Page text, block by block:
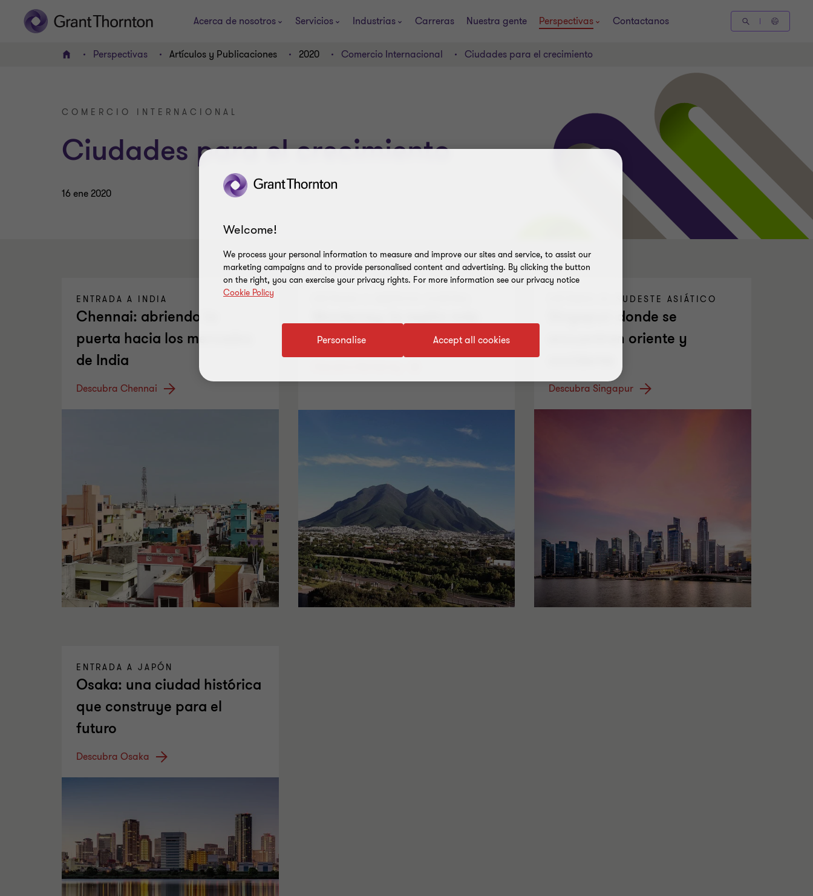
Acerca de nosotros Servicios Industrias Carreras Nuestra gente Perspectivas Contactanos
INICIO Perspectivas Artículos y Publicaciones 2020 Comercio Internacional Ciudades para el crecimiento
COMERCIO INTERNACIONAL
Ciudades para el crecimiento
16 ene 2020
ENTRADA A INDIA
Chennai: abriendo la
puerta hacia los mercados
de India
Descubra Chennai
avanzada de México
ENTRADA AL SUDESTE ASIÁTICO
Singapur: donde se
encuentran oriente y
Descubra Singapur
ENTRADA A JAPÓN
Osaka: una ciudad histórica
que construye para el
futuro
Descubra Osaka
Welcome!
We process your personal information to measure and improve our sites and service, to assist our
marketing campaigns and to provide personalised content and advertising. By clicking the button
on the right, you can exercise your privacy rights. For more information see our privacy notice
Cookie Policy
Accept all cookies
Personalise